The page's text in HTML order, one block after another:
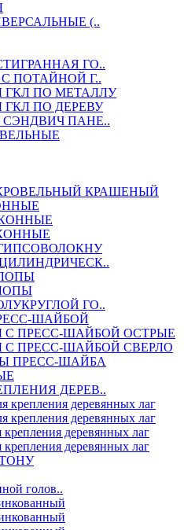
(..
ГО..
ПОТАЙНОЙ Г..
ГКЛ ПО МЕТАЛЛУ
ПО ДЕРЕВУ
ПАНЕ..
КРАШЕНЫЙ
ГО..
ШАЙБОЙ
С ПРЕСС-ШАЙБОЙ ОСТРЫЕ
С ПРЕСС-ШАЙБОЙ СВЕРЛО
ПРЕСС-ШАЙБА
ДЕРЕВ..
крепления деревянных лаг
крепления деревянных лаг
деревянных лаг
деревянных лаг
голов..